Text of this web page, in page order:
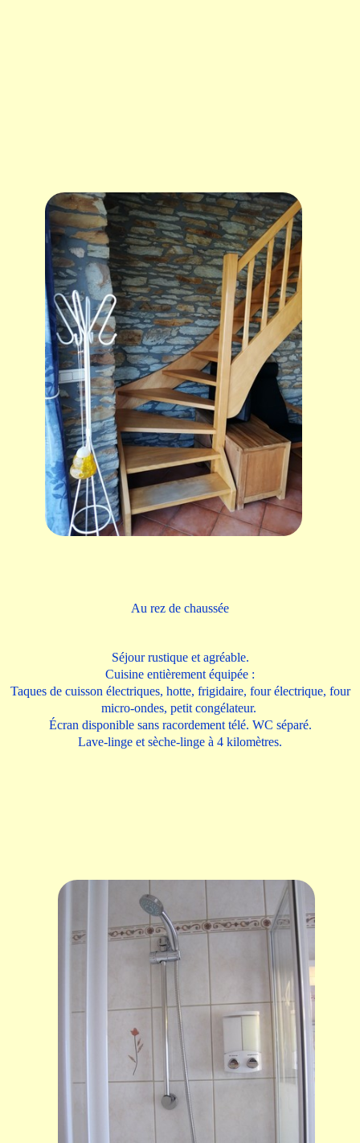
Au rez de chaussée
Séjour rustique et agréable.
Cuisine entièrement équipée :
Taques de cuisson électriques, hotte, frigidaire, four électrique, four
micro-ondes, petit congélateur.
Écran disponible sans racordement télé. WC séparé.
Lave-linge et sèche-linge à 4 kilomètres.